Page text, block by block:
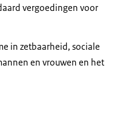
vergoedingen voor
in zetbaarheid, sociale
en vrouwen en het